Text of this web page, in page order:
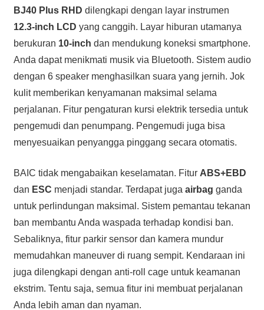
BJ40 Plus RHD dilengkapi dengan layar instrumen
12.3-inch LCD yang canggih. Layar hiburan utamanya
berukuran 10-inch dan mendukung koneksi smartphone.
Anda dapat menikmati musik via Bluetooth. Sistem audio
dengan 6 speaker menghasilkan suara yang jernih. Jok
kulit memberikan kenyamanan maksimal selama
perjalanan. Fitur pengaturan kursi elektrik tersedia untuk
pengemudi dan penumpang. Pengemudi juga bisa
menyesuaikan penyangga pinggang secara otomatis.
BAIC tidak mengabaikan keselamatan. Fitur ABS+EBD
dan ESC menjadi standar. Terdapat juga airbag ganda
untuk perlindungan maksimal. Sistem pemantau tekanan
ban membantu Anda waspada terhadap kondisi ban.
Sebaliknya, fitur parkir sensor dan kamera mundur
memudahkan maneuver di ruang sempit. Kendaraan ini
juga dilengkapi dengan anti-roll cage untuk keamanan
ekstrim. Tentu saja, semua fitur ini membuat perjalanan
Anda lebih aman dan nyaman.